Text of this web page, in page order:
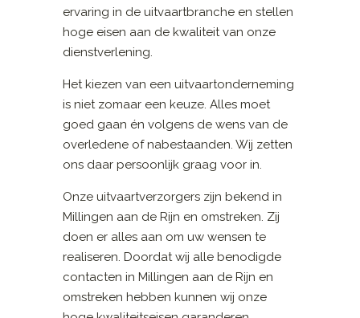
ervaring in de uitvaartbranche en stellen
hoge eisen aan de kwaliteit van onze
dienstverlening.
Het kiezen van een uitvaartonderneming
is niet zomaar een keuze. Alles moet
goed gaan én volgens de wens van de
overledene of nabestaanden. Wij zetten
ons daar persoonlijk graag voor in.
Onze uitvaartverzorgers zijn bekend in
Millingen aan de Rijn en omstreken. Zij
doen er alles aan om uw wensen te
realiseren. Doordat wij alle benodigde
contacten in Millingen aan de Rijn en
omstreken hebben kunnen wij onze